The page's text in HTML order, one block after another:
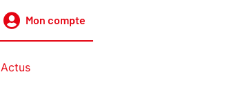
Mon compte
Actus